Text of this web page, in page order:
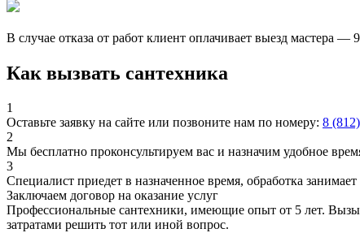
В случае отказа от работ клиент оплачивает выезд мастера —
Как вызвать сантехника
1
Оставьте заявку на сайте или позвоните нам по номеру: 8
2
Мы бесплатно проконсультируем вас и назначим удобное
3
Специалист приедет в назначенное время, обработка
Заключаем договор на оказание услуг
Профессиональные сантехники, имеющие опыт от 5 лет.
затратами решить тот или иной вопрос.